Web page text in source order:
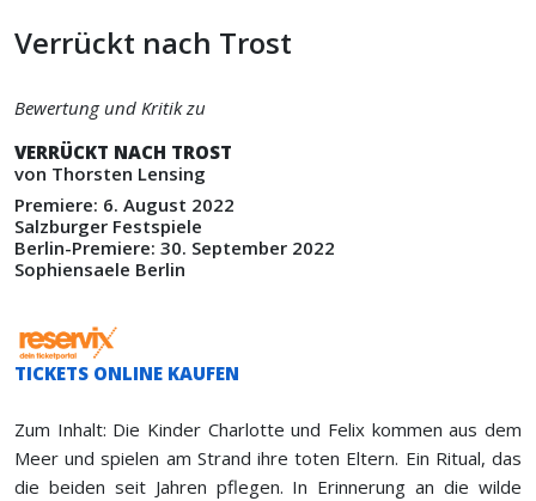
Verrückt nach Trost
Bewertung und Kritik zu
VERRÜCKT NACH TROST
von Thorsten Lensing
Premiere: 6. August 2022
Salzburger Festspiele
Berlin-Premiere: 30. September 2022
Sophiensaele Berlin
TICKETS ONLINE KAUFEN
Zum Inhalt: Die Kinder Charlotte und Felix kommen aus dem
Meer und spielen am Strand ihre toten Eltern. Ein Ritual, das
die beiden seit Jahren pflegen. In Erinnerung an die wilde